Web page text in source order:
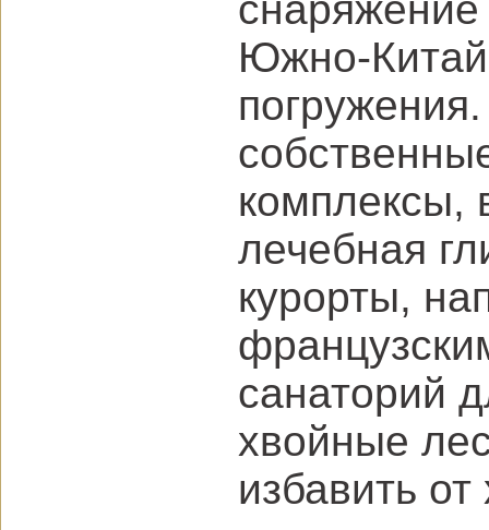
Южно-
комплексы,
лечебная
курорты,
санаторий
хвойные
избавить